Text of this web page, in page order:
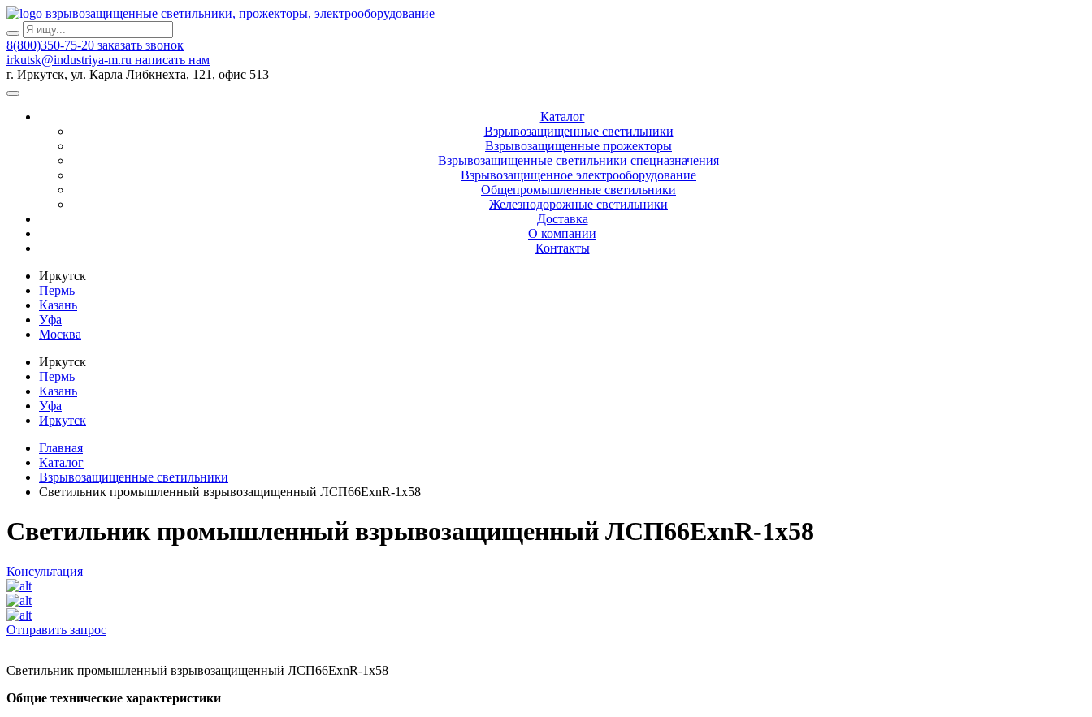
взрывозащищенные светильники, прожекторы, электрооборудование
8(800)350-75-20 заказать звонок
irkutsk@industriya-m.ru написать нам
г. Иркутск, ул. Карла Либкнехта, 121, офис 513
Каталог
Взрывозащищенные светильники
Взрывозащищенные прожекторы
Взрывозащищенные светильники спецназначения
Взрывозащищенное электрооборудование
Общепромышленные светильники
Железнодорожные светильники
Доставка
О компании
Контакты
Иркутск
Пермь
Казань
Уфа
Москва
Иркутск
Пермь
Казань
Уфа
Иркутск
Главная
Каталог
Взрывозащищенные светильники
Светильник промышленный взрывозащищенный ЛСП66ЕхnR-1х58
Светильник промышленный взрывозащищенный ЛСП66ЕхnR-1х58
Консультация
Отправить запрос
Светильник промышленный взрывозащищенный ЛСП66ЕхnR-1х58
Общие технические характеристики